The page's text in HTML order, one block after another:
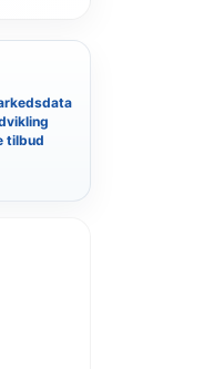
tilbud